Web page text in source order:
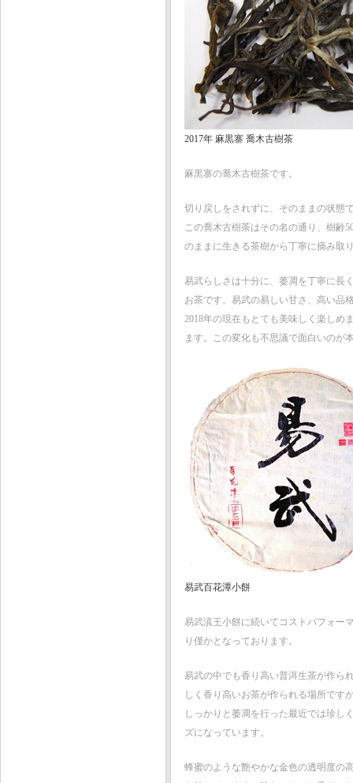
2017年 麻黒寨 喬木古樹茶
麻黒寨の喬木古樹茶です。
切り戻しをされずに、そのままの状態
この喬木古樹茶はその名の通り、樹齢
のままに生きる茶樹から丁寧に摘み取
易武らしさは十分に、萎凋を丁寧に長
お茶です。易武の易しい甘さ、高い品
2018年の現在もとても美味しく楽しめ
ます。この変化も不思議で面白いのが
易武百花潭小餅
易武滇王小餅に続いてコストパフォー
り僅かとなっております。
易武の中でも香り高い普洱生茶が作ら
しく香り高いお茶が作られる場所です
しっかりと萎凋を行った最近では珍し
ズになっています。
蜂蜜のような艶やかな金色の透明度の